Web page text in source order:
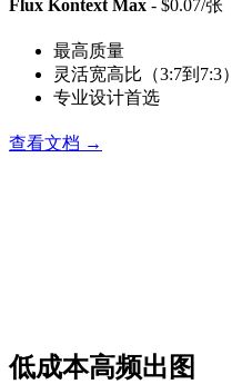
Flux Kontext Max - $0.07/张
最高质量
灵活宽高比（3:7到7:3）
专业设计首选
查看文档 →
低成本高频出图